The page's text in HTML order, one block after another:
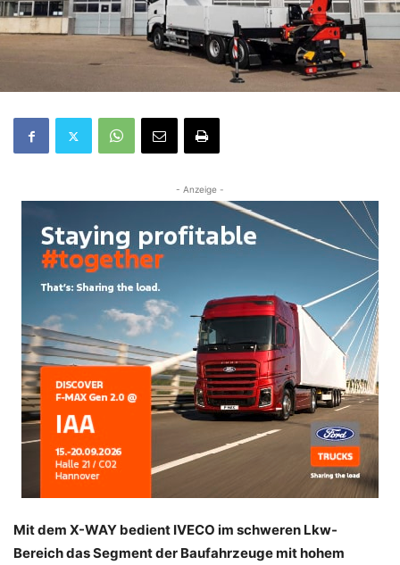
- Anzeige -
Mit dem X-WAY bedient IVECO im schweren Lkw-
Bereich das Segment der Baufahrzeuge mit hohem